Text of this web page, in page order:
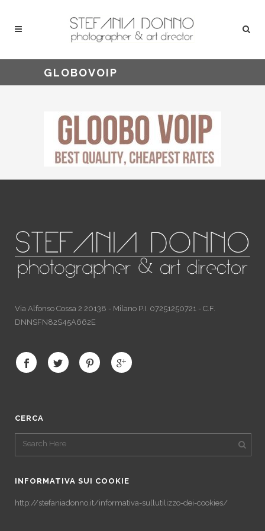
GLOBOVOIP
Via Alfonso Cossa 2 20138 - Milano P.I. 07251250721 - C.F.
DNNSFN82S45A662E
CERCA
INFORMATIVA SUI COOKIE
http://stefaniadonno.it/informativa-sullutilizzo-dei-cookies/